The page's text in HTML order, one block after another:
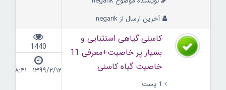
آخرین ارسال از negarik
کاسنی گیاهی استثنایی و
بسیار پر خاصیت+معرفی 11
خاصیت گیاه کاسنی
1 پست
1440
۱۳۹۹/۲/۱۲ ۱۸:۴۱